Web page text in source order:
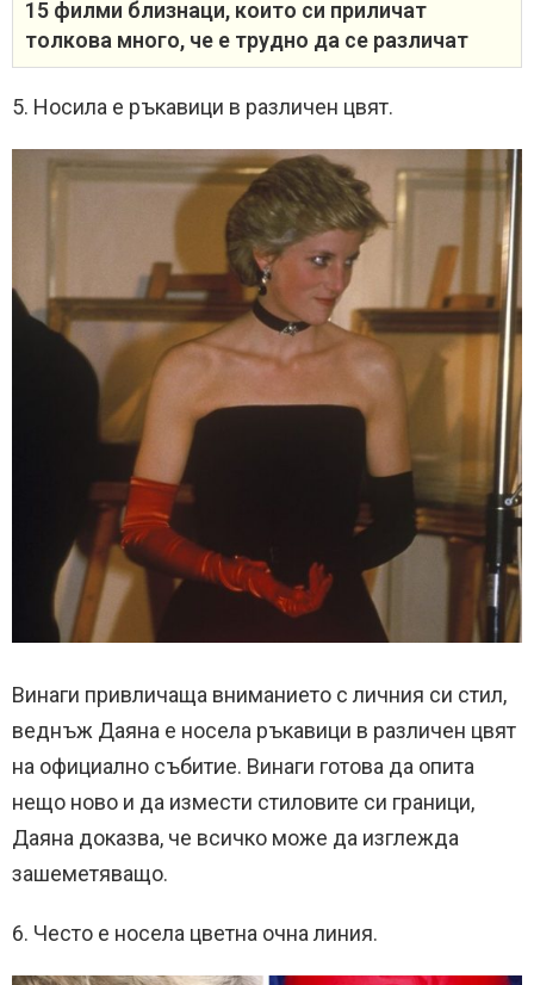
15 филми близнаци, които си приличат
толкова много, че е трудно да се различат
5. Носила е ръкавици в различен цвят.
Винаги привличаща вниманието с личния си стил,
веднъж Даяна е носела ръкавици в различен цвят
на официално събитие. Винаги готова да опита
нещо ново и да измести стиловите си граници,
Даяна доказва, че всичко може да изглежда
зашеметяващо.
6. Често е носела цветна очна линия.